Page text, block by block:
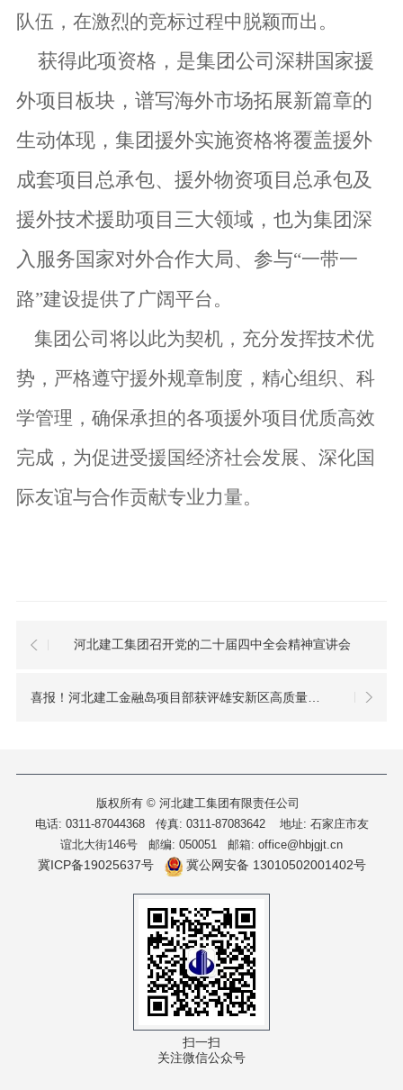
队伍，在激烈的竞标过程中脱颖而出。
获得此项资格，是集团公司深耕国家援
外项目板块，谱写海外市场拓展新篇章的
生动体现，集团援外实施资格将覆盖援外
成套项目总承包、援外物资项目总承包及
援外技术援助项目三大领域，也为集团深
入服务国家对外合作大局、参与“一带一
路”建设提供了广阔平台。
集团公司将以此为契机，充分发挥技术优
势，严格遵守援外规章制度，精心组织、科
学管理，确保承担的各项援外项目优质高效
完成，为促进受援国经济社会发展、深化国
际友谊与合作贡献专业力量。
河北建工集团召开党的二十届四中全会精神宣讲会
版权所有 © 河北建工集团有限责任公司
电话: 0311-87044368 传真: 0311-87083642 地址: 石家庄市友
谊北大街146号 邮编: 050051 邮箱: office@hbjgjt.cn
冀ICP备19025637号 冀公网安备 13010502001402号
扫一扫
关注微信公众号